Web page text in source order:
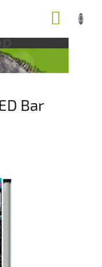
Bar